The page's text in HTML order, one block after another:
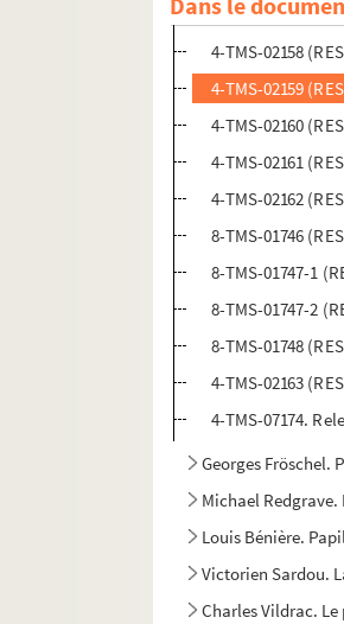
4-TMS-02157
4-TMS-02158
4-TMS-02159
4-TMS-02160
4-TMS-02161
4-TMS-02162
8-TMS-01746
8-TMS-01747-1
8-TMS-01747-2
8-TMS-01748
4-TMS-02163
4-TMS-07174.
Georges Fröschel.
Michael Redgrave.
Louis Bénière.
Victorien Sardou.
Charles Vildrac.